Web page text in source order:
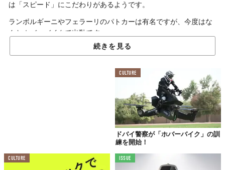
は「スピード」にこだわりがあるようです。
ランボルギーニやフェラーリのパトカーは有名ですが、今度はな
んとホバーバイクで出動です。
交通渋滞を無視して
犯人逮捕！
続きを見る
CULTURE
ドバイ警察が「ホバーバイク」の訓
練を開始！
CULTURE ISSUE